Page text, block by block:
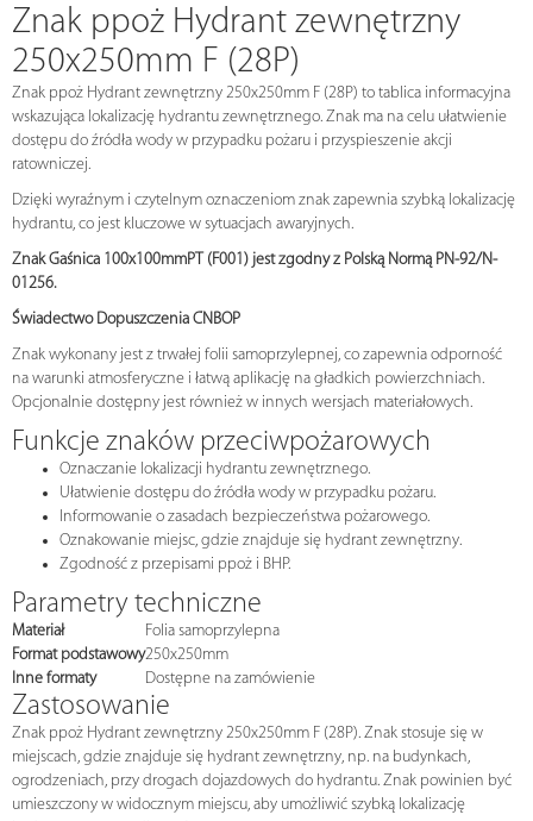
Znak ppoż Hydrant zewnętrzny
250x250mm F (28P)
Znak ppoż Hydrant zewnętrzny 250x250mm F (28P) to tablica informacyjna
wskazująca lokalizację hydrantu zewnętrznego. Znak ma na celu ułatwienie
dostępu do źródła wody w przypadku pożaru i przyspieszenie akcji
ratowniczej.
Dzięki wyraźnym i czytelnym oznaczeniom znak zapewnia szybką lokalizację
hydrantu, co jest kluczowe w sytuacjach awaryjnych.
Znak Gaśnica 100x100mmPT (F001) jest zgodny z Polską Normą PN-92/N-
01256.
Świadectwo Dopuszczenia CNBOP
Znak wykonany jest z trwałej folii samoprzylepnej, co zapewnia odporność
na warunki atmosferyczne i łatwą aplikację na gładkich powierzchniach.
Opcjonalnie dostępny jest również w innych wersjach materiałowych.
Funkcje znaków przeciwpożarowych
Oznaczanie lokalizacji hydrantu zewnętrznego.
Ułatwienie dostępu do źródła wody w przypadku pożaru.
Informowanie o zasadach bezpieczeństwa pożarowego.
Oznakowanie miejsc, gdzie znajduje się hydrant zewnętrzny.
Zgodność z przepisami ppoż i BHP.
Parametry techniczne
Materiał
Folia samoprzylepna
Format podstawowy250x250mm
Inne formaty
Dostępne na zamówienie
Zastosowanie
Znak ppoż Hydrant zewnętrzny 250x250mm F (28P). Znak stosuje się w
miejscach, gdzie znajduje się hydrant zewnętrzny, np. na budynkach,
ogrodzeniach, przy drogach dojazdowych do hydrantu. Znak powinien być
umieszczony w widocznym miejscu, aby umożliwić szybką lokalizację